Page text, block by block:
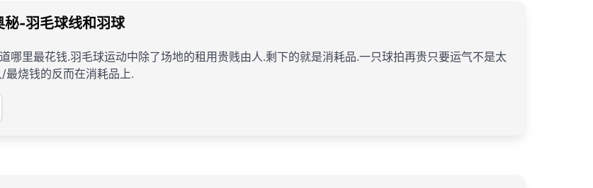
秘-羽毛球线和羽球
哪里最花钱.羽毛球运动中除了场地的租用贵贱由人.剩下的就是消耗品.一只球拍再贵只要运气不是太
最烧钱的反而在消耗品上.